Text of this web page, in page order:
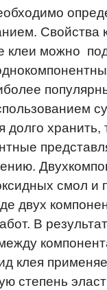
Свойства
клеи можно
хранить,
смол и
двух
В
клея
степень